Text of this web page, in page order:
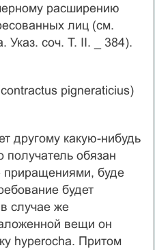
расширению
лиц (см.
Указ. соч. Т. II. _ 384).
pigneraticius)
другому какую-нибудь
получатель обязан
буде
будет
случае же
вещи он
hyperocha. Притом